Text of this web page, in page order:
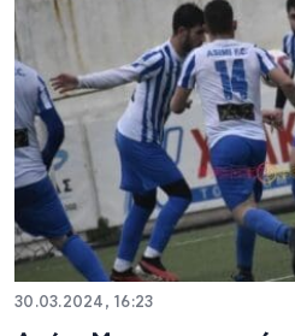
30.03.2024, 16:23